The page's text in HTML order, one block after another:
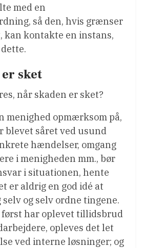
med en
så den, hvis grænser
kan kontakte en instans,
sket
når skaden er sket?
menighed opmærksom på,
blevet såret ved usund
hændelser, omgang
i menigheden mm., bør
i situationen, hente
er aldrig en god idé at
og selv ordne tingene.
først har oplevet tillidsbrud
opleves det let
ved interne løsninger; og